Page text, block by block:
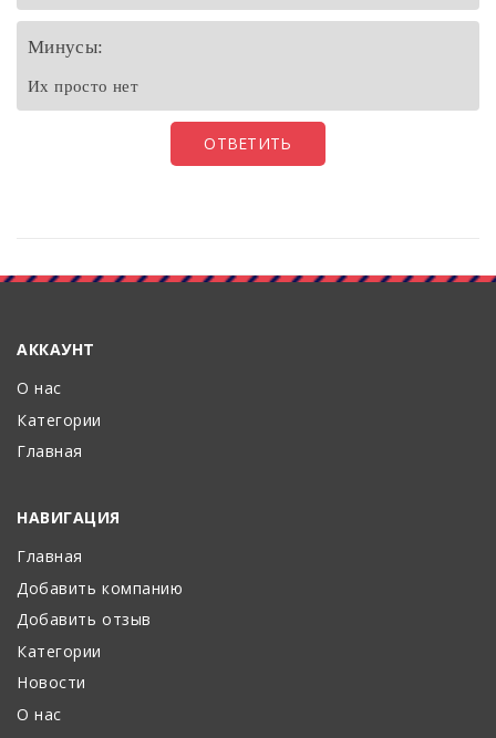
Минусы:
Их просто нет
ОТВЕТИТЬ
АККАУНТ
О нас
Категории
Главная
НАВИГАЦИЯ
Главная
Добавить компанию
Добавить отзыв
Категории
Новости
О нас